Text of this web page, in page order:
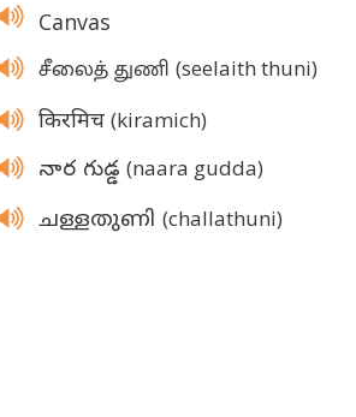
Canvas
சீலைத் துணி (seelaith thuni)
किरमिच (kiramich)
నార గుడ్డ (naara gudda)
ചള്ളതുണി (challathuni)